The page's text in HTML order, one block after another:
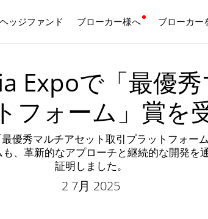
ヘッジファンド ブローカー様へ ブローカー
日本語
Expoで「最優
フォーム」賞を
秀マルチアセット取引プラットフォー
、革新的なアプローチと継続的な開発
証明しました。
2 7月 2025